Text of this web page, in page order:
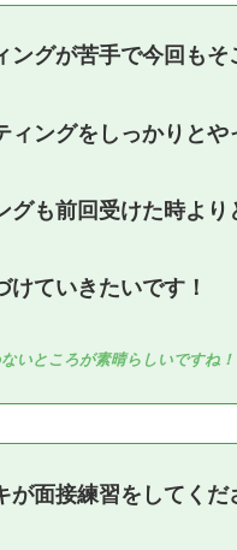
ングが苦手で今回もそ
ィングをしっかりとや
グも前回受けた時よ
けていきたいです！
いところが素晴らしいですね！
が面接練習をしてく